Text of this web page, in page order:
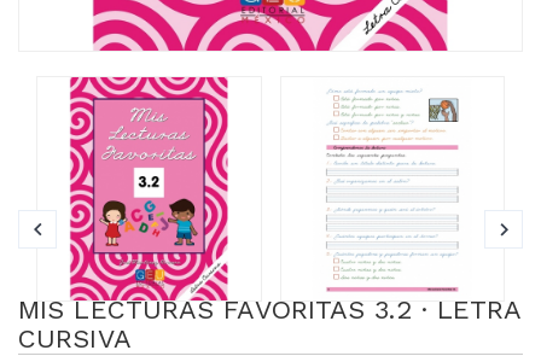
MIS LECTURAS FAVORITAS 3.2 · LETRA
CURSIVA